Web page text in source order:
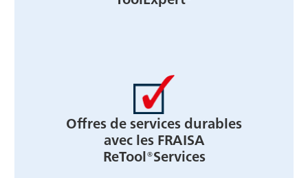
Offres de services durables
avec les FRAISA
ReTool®Services